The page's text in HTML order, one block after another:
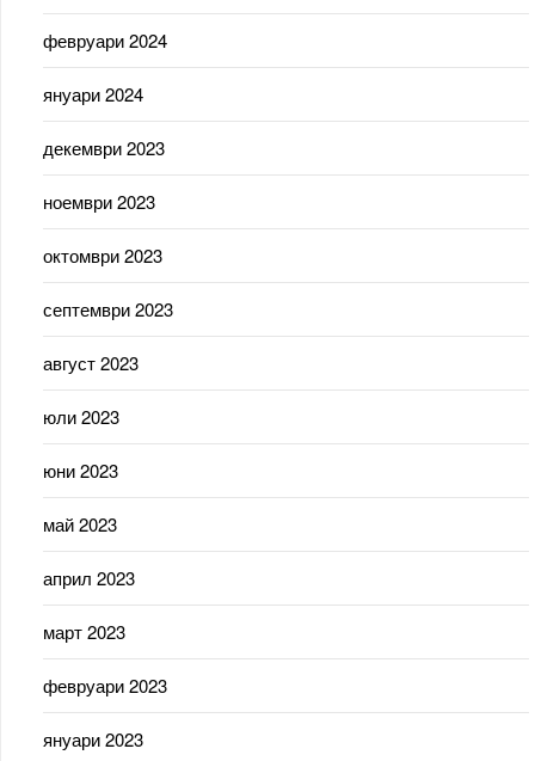
февруари 2024
януари 2024
декември 2023
ноември 2023
октомври 2023
септември 2023
август 2023
юли 2023
юни 2023
май 2023
април 2023
март 2023
февруари 2023
януари 2023